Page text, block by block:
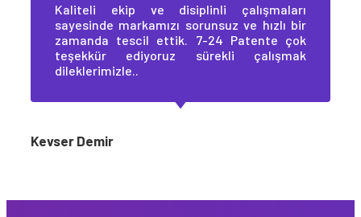
Kaliteli ekip ve disiplinli çalışmaları
sayesinde markamızı sorunsuz ve hızlı bir
zamanda tescil ettik. 7-24 Patente çok
teşekkür ediyoruz sürekli çalışmak
dileklerimizle..
Kevser Demir